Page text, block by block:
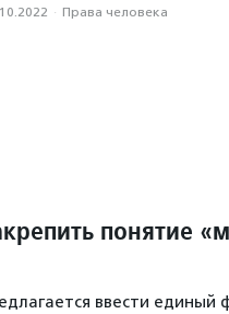
· Права человека
понятие
ввести единый